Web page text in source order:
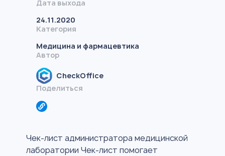
Дата выхода
24.11.2020
Категория
Медицина и фармацевтика
Автор
CheckOffice
Поделиться
Чек-лист администратора медицинской
лаборатории Чек-лист помогает